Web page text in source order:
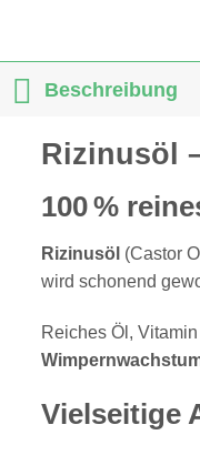
Beschreibung
Rizinusöl
100 %
Rizinusöl (Castor
wird schonend
Reiches Öl,
Vielseitige